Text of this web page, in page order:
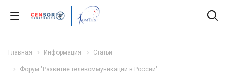
Главная Информация Статьи
Форум "Развитие телекоммуникаций в России"